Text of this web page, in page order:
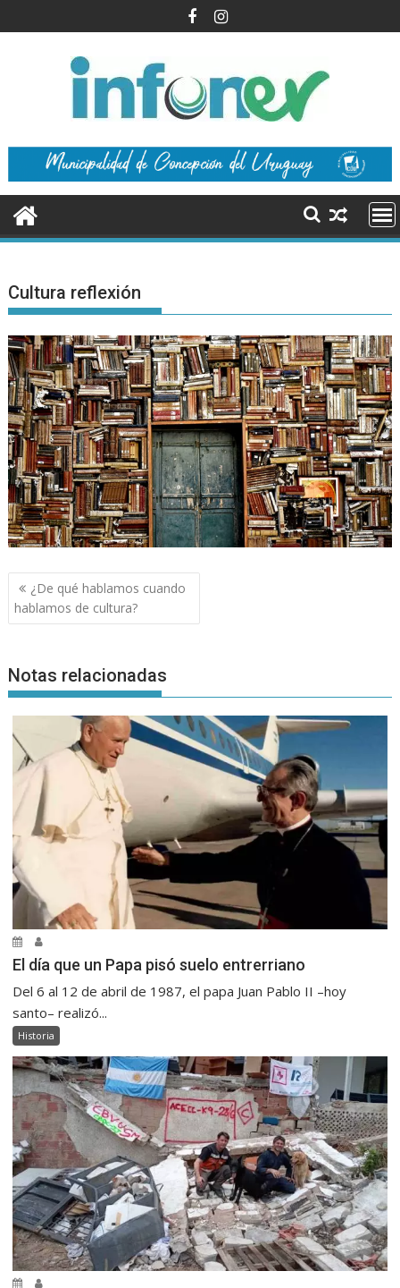
al
Cultura reflexión
Navegación
de
entradas
¿De qué hablamos cuando
hablamos de cultura?
Notas relacionadas
El día que un Papa pisó suelo entrerriano
Del 6 al 12 de abril de 1987, el papa Juan Pablo II –hoy
santo– realizó...
Historia